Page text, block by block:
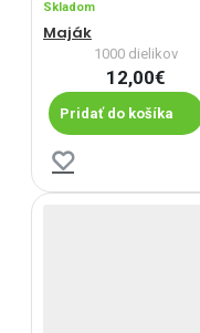
Skladom
Maják
1000 dielikov
12,00€
Pridať do košíka